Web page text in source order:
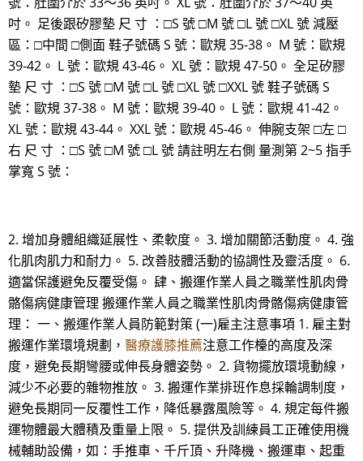
吋。 足後跟矽膠墊 尺 寸 ：□S 號 □M 號 □L 號 □XL 號 減壓
區：□中間 □側面 鞋子號碼 S 號：歐規 35-38。 M 號：歐規
39-42。 L 號：歐規 43-46。 XL 號：歐規 47-50。 全足矽膠
墊 尺 寸 ：□S 號 □M 號 □L 號 □XL 號 □XXL 號 鞋子號碼 S
號：歐規 37-38。 M 號：歐規 39-40。 L 號：歐規 41-42。
XL 號：歐規 43-44。 XXL 號：歐規 45-46。 伸腕支架 □左 □
右 尺 寸 ：□S 號 □M 號 □L 號 請註明左右側 量測第 2~5 指手
掌寬 S 號：
2. 增加身體組織延展性、柔軟度。 3. 增加關節活動度。 4. 強
化肌肉肌力和耐力。 5. 改善肢體活動的協調性及靈活度。 6.
適當保護避免反覆受傷。 肆、搬運作業人員之職業性肌肉骨
骼傷病健康管理 搬運作業人員之職業性肌肉骨骼傷病健康管
理： 一、搬運作業人員防範對策 (一)雇主注意事項 1. 雇主對
搬運作業環境規劃， 醫療護膝推薦注意工作檯的高度及深
度，避免長期彎腰或伸長身體姿勢。 2. 貨物擺放環境動線，
減少不必要的雜物推放。 3. 搬運作業排班作息採輪調制度，
避免長期同一反覆性工作，降低暴露風險等。 4. 規定每件搬
運物體最大體積及重量上限。 5. 提供及訓練員工正確使用機
械輔助設備，如：手推車、千斤頂、升降機、搬運車、起重